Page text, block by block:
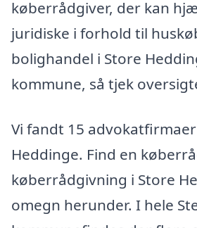
køberrådgiver, der kan
juridiske i forhold til
bolighandel i Store
kommune, så tjek
Vi fandt 15
Heddinge. Find en
køberrådgivning i Store
omegn herunder. I hele